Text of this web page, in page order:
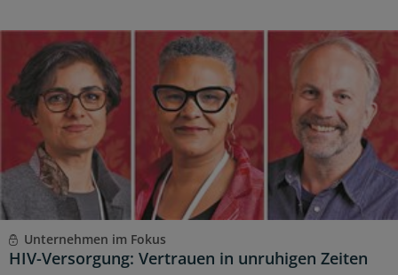
Unternehmen im Fokus
HIV-Versorgung: Vertrauen in unruhigen Zeiten